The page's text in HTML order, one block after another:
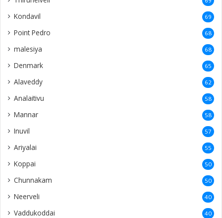
Kondavil 69
Point Pedro 68
malesiya 68
Denmark 65
Alaveddy 62
Analaitivu 58
Mannar 58
Inuvil 57
Ariyalai 55
Koppai 50
Chunnakam 50
Neerveli 40
Vaddukoddai 40